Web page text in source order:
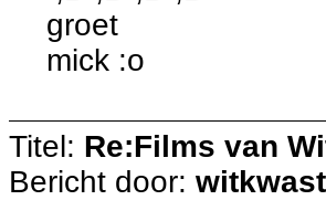
groet
mick :o
Titel: Re:Films van
Bericht door: witkwast